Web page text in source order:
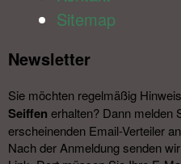
Sitemap
Newsletter​
Sie möchten regelmäßig
Seiffen erhalten? Dann melden
erscheinenden Email-Verteiler
Nach der Anmeldung senden